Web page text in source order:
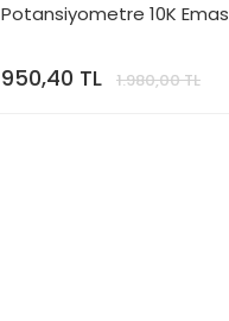
Potansiyometre 10K Emas
950,40 TL 1.980,00 TL